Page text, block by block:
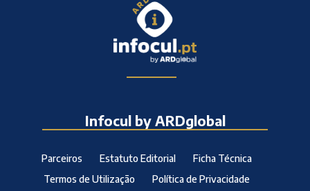
Infocul by ARDglobal
Parceiros Estatuto Editorial
Ficha Técnica
Termos de Utilização
Política de Privacidade